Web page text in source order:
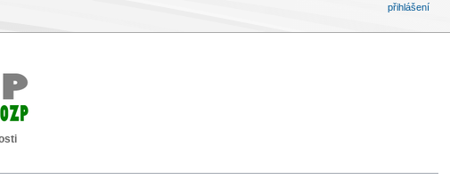
přihlášení